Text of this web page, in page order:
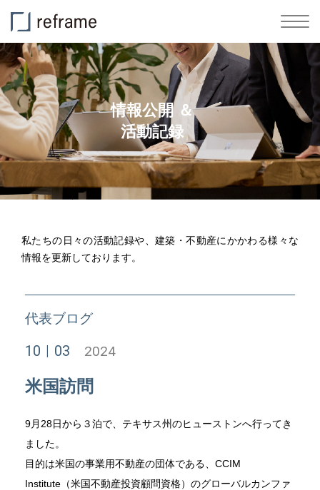
情報公開 ＆
活動記録
私たちの日々の活動記録や、建築・不動産にかかわる様々な
情報を更新しております。
代表ブログ
10 03 2024
米国訪問
9月28日から３泊で、テキサス州のヒューストンへ行ってき
ました。
目的は米国の事業用不動産の団体である、CCIM
Institute（米国不動産投資顧問資格）のグローバルカンファ